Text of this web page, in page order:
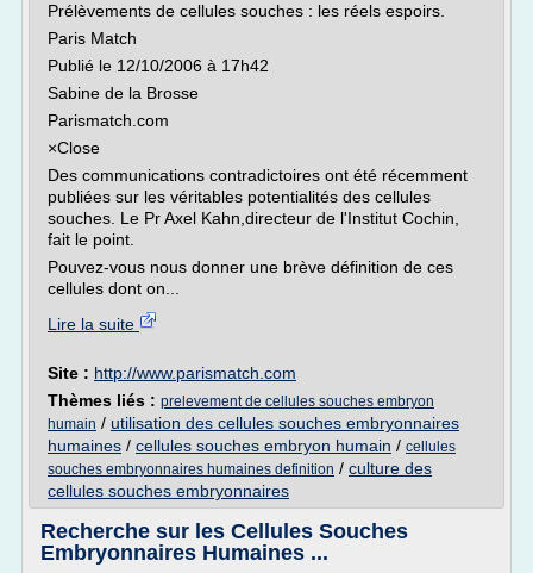
Prélèvements de cellules souches : les réels espoirs.
Paris Match
Publié le 12/10/2006 à 17h42
Sabine de la Brosse
Parismatch.com
×Close
Des communications contradictoires ont été récemment
publiées sur les véritables potentialités des cellules
souches. Le Pr Axel Kahn,directeur de l'Institut Cochin,
fait le point.
Pouvez-vous nous donner une brève définition de ces
cellules dont on...
Lire la suite
Site : http://www.parismatch.com
Thèmes liés : prelevement de cellules souches embryon
humain / utilisation des cellules souches embryonnaires
humaines / cellules souches embryon humain / cellules
souches embryonnaires humaines definition / culture des
cellules souches embryonnaires
Recherche sur les Cellules Souches
Embryonnaires Humaines ...